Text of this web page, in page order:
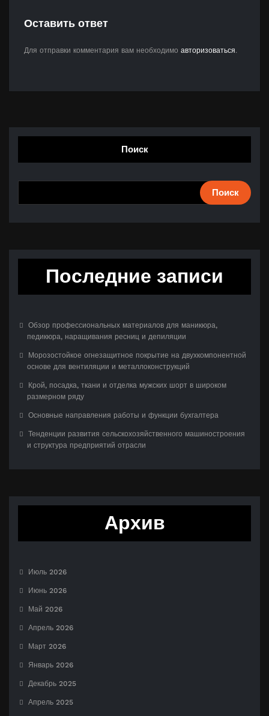
Оставить ответ
Для отправки комментария вам необходимо авторизоваться.
Поиск
Поиск
Последние записи
Обзор профессиональных материалов для маникюра,
педикюра, наращивания ресниц и депиляции
Морозостойкое огнезащитное покрытие на двухкомпонентной
основе для вентиляции и металлоконструкций
Крой, посадка, ткани и отделка мужских шорт в широком
размерном ряду
Основные направления работы и функции бухгалтера
Тенденции развития сельскохозяйственного машиностроения
и структура предприятий отрасли
Архив
Июль 2026
Июнь 2026
Май 2026
Апрель 2026
Март 2026
Январь 2026
Декабрь 2025
Апрель 2025